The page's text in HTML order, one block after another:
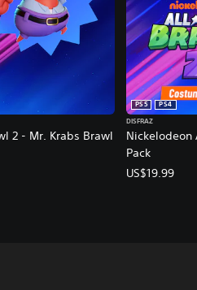
2 - Mr. Krabs Brawl
Nickelodeon
Pack
PS5
PS4
DISFRAZ
US$19.99